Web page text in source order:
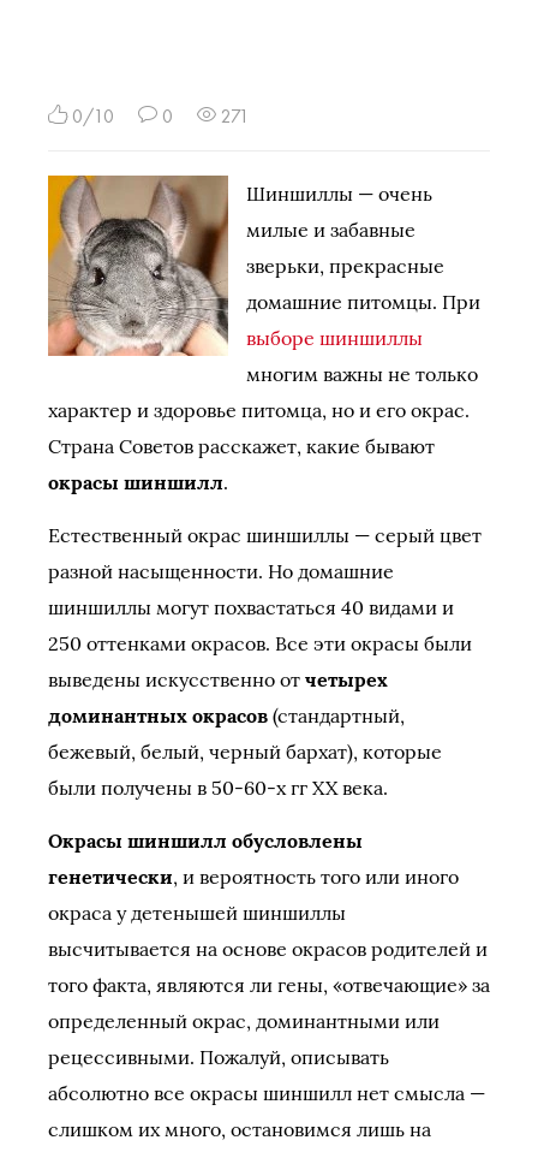
0/10 0 271
Шиншиллы — очень
милые и забавные
зверьки, прекрасные
домашние питомцы. При
выборе шиншиллы
многим важны не только
характер и здоровье питомца, но и его окрас.
Страна Советов расскажет, какие бывают
окрасы шиншилл.
Естественный окрас шиншиллы — серый цвет
разной насыщенности. Но домашние
шиншиллы могут похвастаться 40 видами и
250 оттенками окрасов. Все эти окрасы были
выведены искусственно от четырех
доминантных окрасов (стандартный,
бежевый, белый, черный бархат), которые
были получены в 50-60-х гг XX века.
Окрасы шиншилл обусловлены
генетически, и вероятность того или иного
окраса у детенышей шиншиллы
высчитывается на основе окрасов родителей и
того факта, являются ли гены, «отвечающие» за
определенный окрас, доминантными или
рецессивными. Пожалуй, описывать
абсолютно все окрасы шиншилл нет смысла —
слишком их много, остановимся лишь на